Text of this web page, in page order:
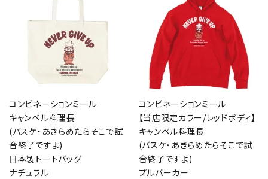
コンビネーションミール
キャンベル料理長
(バスケ・あきらめたらそこで試
合終了ですよ)
日本製トートバッグ
ナチュラル
コンビネーションミール
【当店限定カラー/レッドボディ】
キャンベル料理長
(バスケ・あきらめたらそこで試
合終了ですよ)
プルパーカー